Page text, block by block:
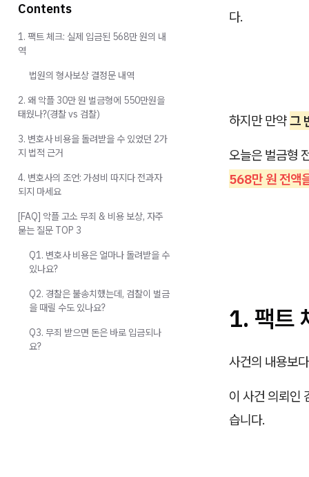
다.
하지만 만약그
오늘은 벌금형
568만 원 전액
1. 팩트
사건의 내용보
이 사건 의뢰인
습니다.
Contents
1. 팩트 체크: 실제 입금된 568만 원의 내
역
법원의 형사보상 결정문 내역
2. 왜 악플 30만 원 벌금형에 550만원을
태웠나?(경찰 vs 검찰)
3. 변호사 비용을 돌려받을 수 있었던 2가
지 법적 근거
4. 변호사의 조언: 가성비 따지다 전과자
되지 마세요
[FAQ] 악플 고소 무죄 & 비용 보상, 자주
묻는 질문 TOP 3
Q1. 변호사 비용은 얼마나 돌려받을 수
있나요?
Q2. 경찰은 불송치했는데, 검찰이 벌금
을 때릴 수도 있나요?
Q3. 무죄 받으면 돈은 바로 입금되나
요?